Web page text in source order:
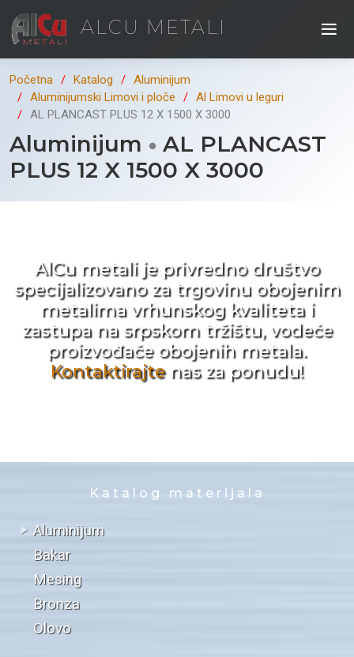
ALCU METALI
Početna Katalog
Aluminijum
Aluminijumski Limovi i ploče
Al Limovi u leguri
AL PLANCAST PLUS 12 X 1500 X 3000
Aluminijum
AL PLANCAST
PLUS 12 X 1500 X 3000
AlCu metali je privredno društvo
specijalizovano za trgovinu obojenim
metalima vrhunskog kvaliteta i
zastupa na srpskom tržištu, vodeće
proizvođače obojenih metala.
Kontaktirajtenas za ponudu!
Katalog materijala
Aluminijum
Bakar
Mesing
Bronza
Olovo